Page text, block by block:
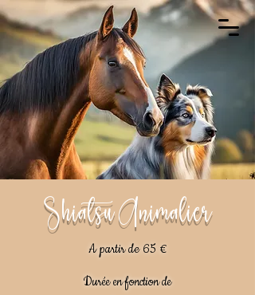
Shiatsu Animalier
A partir de 65 €
Durée en fonction de